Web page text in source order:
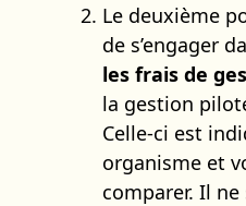
Le deuxième
de s’engager
les frais de
la gestion
Celle-ci est
organisme et
comparer. Il ne